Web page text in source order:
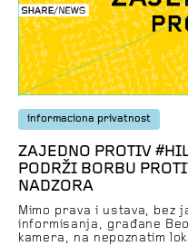
informaciona privatnost
ZAJEDNO PROTIV
PODRŽI BORBU
NADZORA
Mimo prava i ustava, bez
informisanja, građane
kamera, na nepoznatim